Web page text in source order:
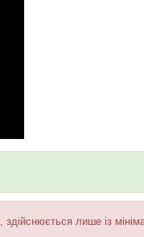
, здійснюється лише із